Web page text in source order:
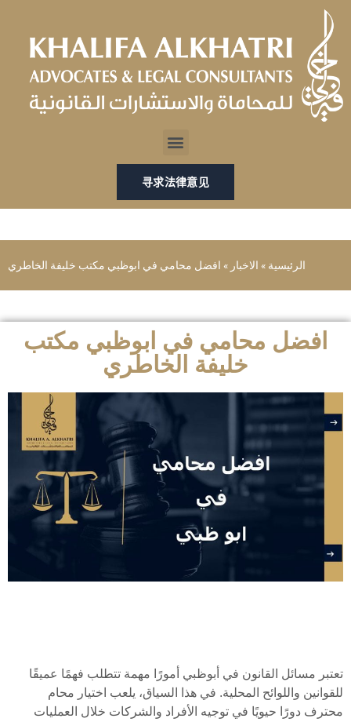
Menu
寻求法律意见
الرئيسية » الاخبار » افضل محامي في ابوظبي مكتب خليفة الخاطري
افضل محامي في ابوظبي مكتب
خليفة الخاطري
تعتبر مسائل القانون في أبوظبي أمورًا مهمة تتطلب فهمًا عميقًا
للقوانين واللوائح المحلية. في هذا السياق، يلعب اختيار محام
محترف دورًا حيويًا في توجيه الأفراد والشركات خلال العمليات